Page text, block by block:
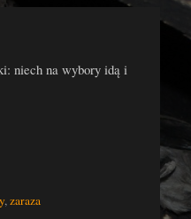
niech na wybory idą i
, zaraza